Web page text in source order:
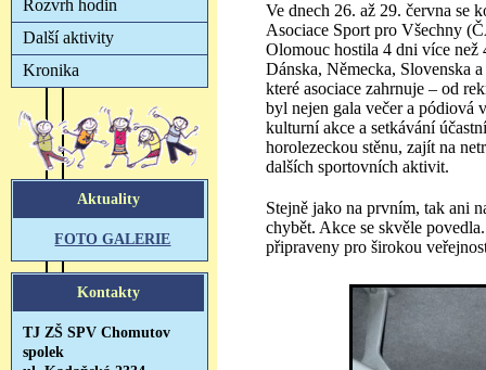
Ve dnech 26. až 29. června se
Asociace Sport pro Všechny
Olomouc hostila 4 dni více než
Dánska, Německa, Slovenska
které asociace zahrnuje – od
byl nejen gala večer a pódiová
kulturní akce a setkávání
horolezeckou stěnu, zajít na
dalších sportovních aktivit.
Stejně jako na prvním, tak ani
chybět. Akce se skvěle
připraveny pro širokou